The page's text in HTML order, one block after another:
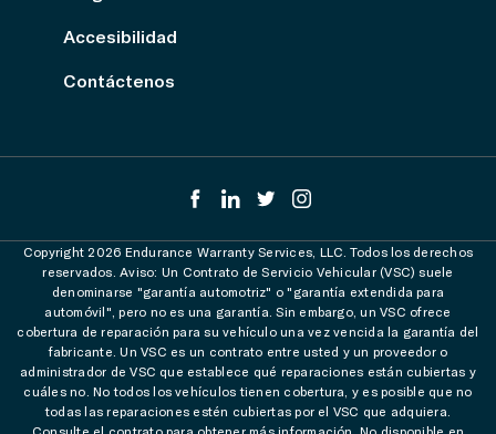
Accesibilidad
Contáctenos
Copyright 2026 Endurance Warranty Services, LLC. Todos los derechos
reservados. Aviso: Un Contrato de Servicio Vehicular (VSC) suele
denominarse "garantía automotriz" o "garantía extendida para
automóvil", pero no es una garantía. Sin embargo, un VSC ofrece
cobertura de reparación para su vehículo una vez vencida la garantía del
fabricante. Un VSC es un contrato entre usted y un proveedor o
administrador de VSC que establece qué reparaciones están cubiertas y
cuáles no. No todos los vehículos tienen cobertura, y es posible que no
todas las reparaciones estén cubiertas por el VSC que adquiera.
Consulte el contrato para obtener más información. No disponible en